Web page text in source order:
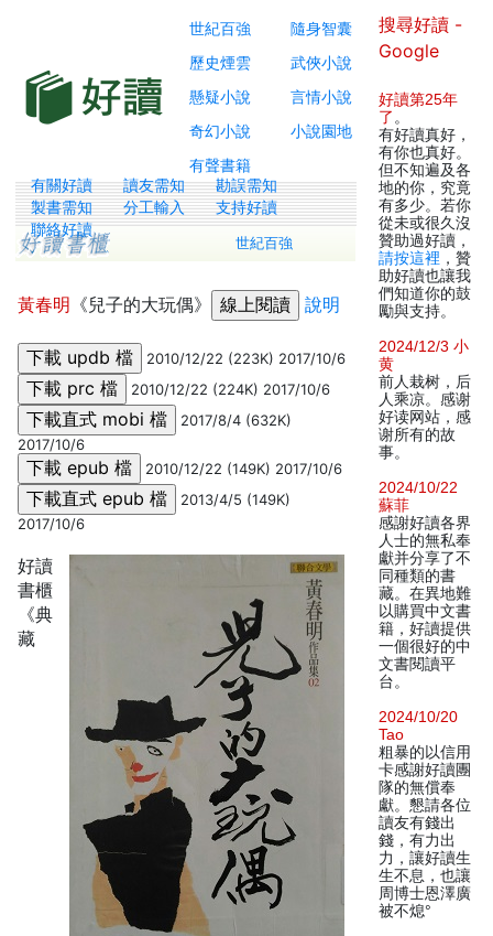
世紀百強
隨身智囊
歷史煙雲
武俠小說
懸疑小說
言情小說
奇幻小說
小說園地
有聲書籍
有關好讀 讀友需知
勘誤需知
製書需知
分工輸入
支持好讀
聯絡好讀
世紀百強
黃春明 《兒子的大玩偶》 說明
2010/12/22 (223K) 2017/10/6
2010/12/22 (224K) 2017/10/6
2017/8/4 (632K)
2017/10/6
2010/12/22 (149K) 2017/10/6
2013/4/5 (149K)
2017/10/6
好讀
書櫃
《典
藏
搜尋好讀 -
Google
好讀第25年
了 。
有好讀真好，
有你也真好。
但不知遍及各
地的你，究竟
有多少。若你
從未或很久沒
贊助過好讀，
請按這裡 ，贊
助好讀也讓我
們知道你的鼓
勵與支持。
2024/12/3 小
黄
前人栽树，后
人乘凉。感谢
好读网站，感
谢所有的故
事。
2024/10/22
蘇菲
感謝好讀各界
人士的無私奉
獻并分享了不
同種類的書
藏。在異地難
以購買中文書
籍，好讀提供
一個很好的中
文書閱讀平
台。
2024/10/20
Tao
粗暴的以信用
卡感謝好讀團
隊的無償奉
獻。懇請各位
讀友有錢出
錢，有力出
力，讓好讀生
生不息，也讓
周博士恩澤廣
被不熄°